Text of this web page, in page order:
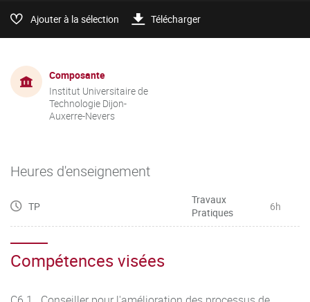
Ajouter à la sélection Télécharger
Composante
Institut Universitaire de
Technologie Dijon-
Auxerre-Nevers
Heures d'enseignement
TP
Travaux
Pratiques
6h
Compétences visées